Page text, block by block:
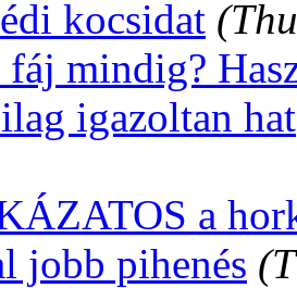
kocsidat
mindig?
igazoltan hat
a
jobb pihenés